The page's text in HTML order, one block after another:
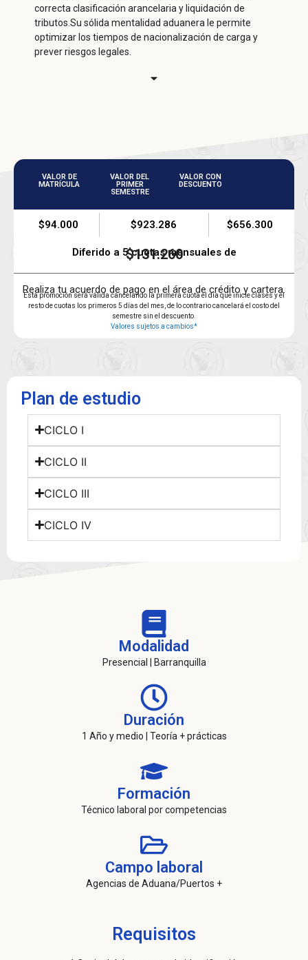
correcta clasificación arancelaria y liquidación de
tributos.Su sólida mentalidad aduanera le permite
optimizar los tiempos de nacionalización de carga y
prever riesgos legales.
VALOR DE
MATRÍCULA
VALOR DEL
PRIMER
SEMESTRE
VALOR CON
DESCUENTO
$94.000 $923.286 $656.300
Diferido a 5 cuotas mensuales de
$131.260
Realiza tu acuerdo de pago en el área de crédito y cartera.
Esta promoción será válida cancelando la primera cuota el día que inicie clases y el
resto de cuotas los primeros 5 días del mes, de lo contrario cancelará el costo del
semestre sin el descuento.
Valores sujetos a cambios*
Plan de estudio
CICLO I
CICLO II
CICLO III
CICLO IV
Modalidad
Presencial | Barranquilla
Duración
1 Año y medio | Teoría + prácticas
Formación
Técnico laboral por competencias
Campo laboral
Agencias de Aduana/Puertos +
Requisitos